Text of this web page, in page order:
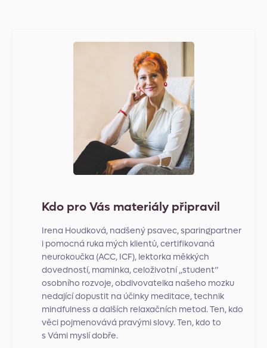
Kdo pro Vás materiály připravil
Irena Houdková, nadšený psavec, sparingpartner
i pomocná ruka mých klientů, certifikovaná
neurokoučka (ACC, ICF), lektorka měkkých
dovedností, maminka, celoživotní „student“
osobního rozvoje, obdivovatelka našeho mozku
nedající dopustit na účinky meditace, technik
mindfulness a dalších relaxačních metod. Ten, kdo
věci pojmenovává pravými slovy. Ten, kdo to
s Vámi myslí dobře.